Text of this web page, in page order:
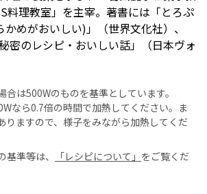
料理教室」を主宰。著書には「とろぷ
めがおいしい)」（世界文化社）、
密のレシピ・おいしい話」（日本ヴォ
は500Wのものを基準としています。
なら0.7倍の時間で加熱してください。ま
りますので、様子をみながら加熱してくだ
準等は、
「レシピについて」 をご覧くだ